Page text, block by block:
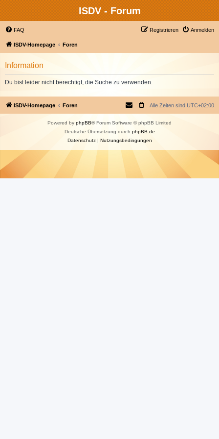
ISDV - Forum
FAQ Anmelden
Registrieren
ISDV-Homepage Foren
Information
Du bist leider nicht berechtigt, die Suche zu verwenden.
ISDV-Homepage Foren Alle Zeiten sind UTC+02:00
Powered by phpBB® Forum Software © phpBB Limited
Deutsche Übersetzung durch phpBB.de
Datenschutz| Nutzungsbedingungen